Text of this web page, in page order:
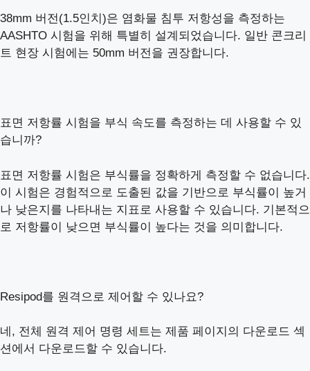
38mm 버전(1.5인치)은 염화물 침투 저항성을 측정하는
AASHTO 시험을 위해 특별히 설계되었습니다. 일반 콘크리
트 현장 시험에는 50mm 버전을 권장합니다.
표면 저항률 시험을 부식 속도를 측정하는 데 사용할 수 있
습니까?
표면 저항률 시험은 부식률을 정확하게 측정할 수 없습니다.
이 시험은 경험적으로 도출된 값을 기반으로 부식률이 높거
나 낮은지를 나타내는 지표로 사용할 수 있습니다. 기본적으
로 저항률이 낮으면 부식률이 높다는 것을 의미합니다.
Resipod를 원격으로 제어할 수 있나요?
네, 전체 원격 제어 명령 세트는 제품 페이지의 다운로드 섹
션에서 다운로드할 수 있습니다.